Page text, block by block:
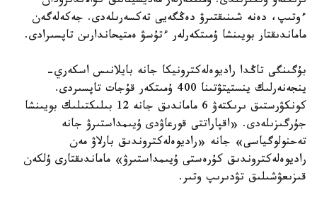
ءوتىپ، دەنە شىنىقتىرۋ دەڭگەيى تەكسەرىلەدى. جەكەلەگەن
ماماندىقتار بويىنشا ۇمىتكەرلەر ءتۇسۋ ەمتيحاندارىن تاپسىرادى.
بۇگىنگى تاڭدا راديوەلەكترونيكا جانە بايلانىس اسكەري-
ينجەنەرلىك ينستيتۋتىنا 400 ۇمىتكەر قۇجات تاپسىردى.
كونكۋرستىق ىرىكتەۋ 6 ماماندىق جانە 12 بىلىكتىلىك بويىنشا
جۇرگىزىلەدى. «اقپاراتتى قورعاۋدى ۇيىمداستىرۋ جانە
تەحنولوگياسى» جانە «راديوەلەكتروندىق بارلاۋ مەن
راديوەلەكتروندىق كۇرەستى ۇيىمداستىرۋ» ماماندىقتارى ۇلكەن
قىزىعۋشىلىق تۋدىرىپ وتىر.